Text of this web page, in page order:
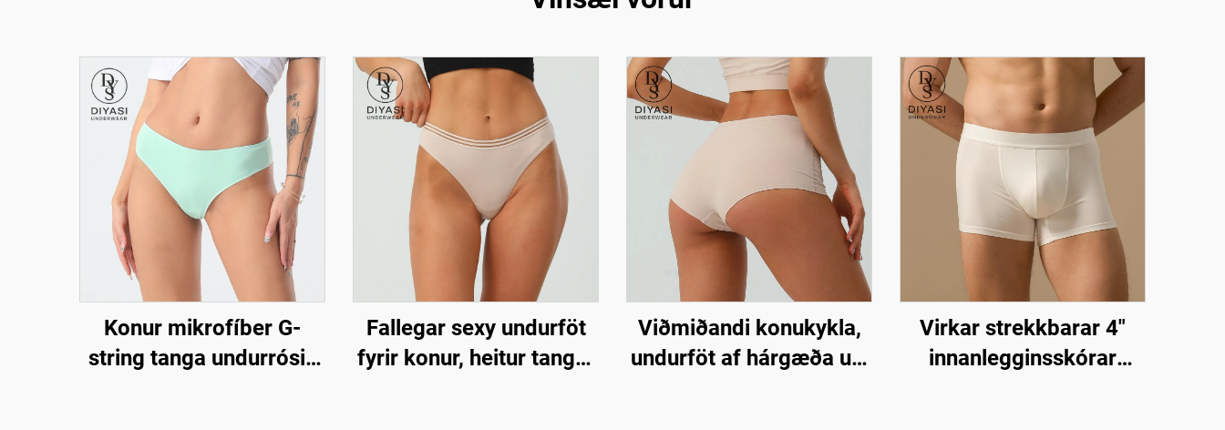
Konur mikrofíber G-
string tanga undurrósir,
Fallegar sexy undurföt
fyrir konur, heitur tangar
Viðmiðandi konukykla,
undurföt af hárgæða ull,
Virkar strekkbarar 4"
innanlegginsskórar